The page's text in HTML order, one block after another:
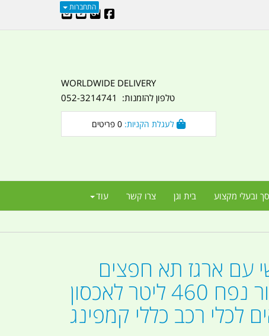
התחברות
WORLDWIDE DELIVERY
טלפון להזמנות: 052-3214741
0
ובעלי מקצוע בית וגן צרו קשר עוד
עם ארגז תא חפצים
איטלקי שחור נפח 460 ליטר לאכסון
לכלי רכב כללי קמפינג